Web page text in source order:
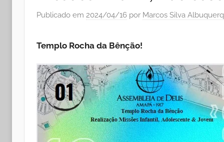
Publicado em 2024/04/16 por Marcos Silva
Templo Rocha da Bênção!